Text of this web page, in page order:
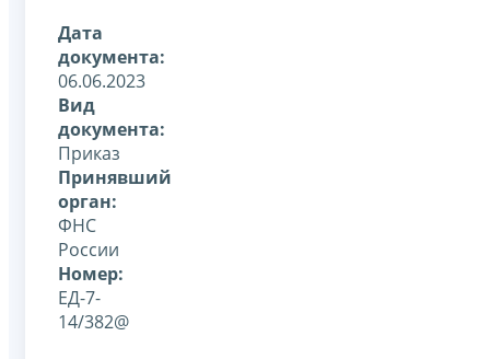
Дата
документа:
06.06.2023
Вид
документа:
Приказ
Принявший
орган:
ФНС
России
Номер:
ЕД-7-
14/382@